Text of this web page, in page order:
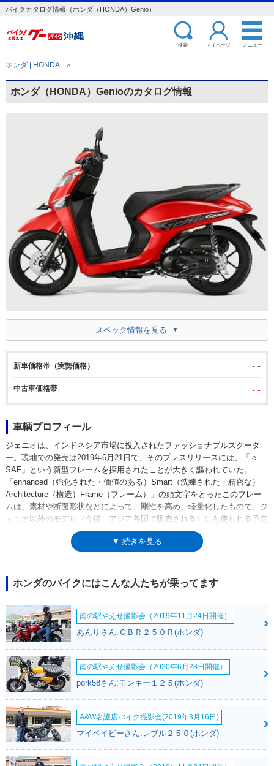
バイクカタログ情報（ホンダ（HONDA）Genio）
検索 マイページ メニュー
ホンダ | HONDA ＞
ホンダ（HONDA）Genioのカタログ情報
スペック情報を見る
新車価格帯（実勢価格） - -
中古車価格帯 - -
車輌プロフィール
ジェニオは、インドネシア市場に投入されたファッショナブルスクータ
ー。現地での発売は2019年6月21日で、そのプレスリリースには、「ｅ
SAF」という新型フレームを採用されたことが大きく謳われていた。
「enhanced（強化された・価値のある）Smart（洗練された・精密な）
Architecture（構造）Frame（フレーム）」の頭文字をとったこのフレー
ムは、素材や断面形状などによって、剛性を高め、軽量化したもので、ジ
ェニオ以外のモデル（今後、アジア各国で販売される）にも使われる予定
だとされていた。ジェニオのエンジンは、排気量110ccの4スト単気筒ユ
ニット（ｅSP）。ヘッドライトはLED仕様だった。
▼ 続きを見る
ホンダのバイクにはこんな人たちが乗ってます
南の駅やえせ撮影会（2019年11月24日開催）
あんりさん:ＣＢＲ２５０Ｒ(ホンダ)
南の駅やえせ撮影会（2020年6月28日開催）
pork58さん:モンキー１２５(ホンダ)
A&W名護店バイク撮影会(2019年3月16日)
マイベイビーさん:レブル２５０(ホンダ)